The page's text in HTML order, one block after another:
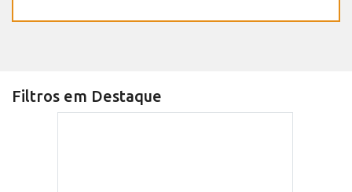
Filtros em Destaque